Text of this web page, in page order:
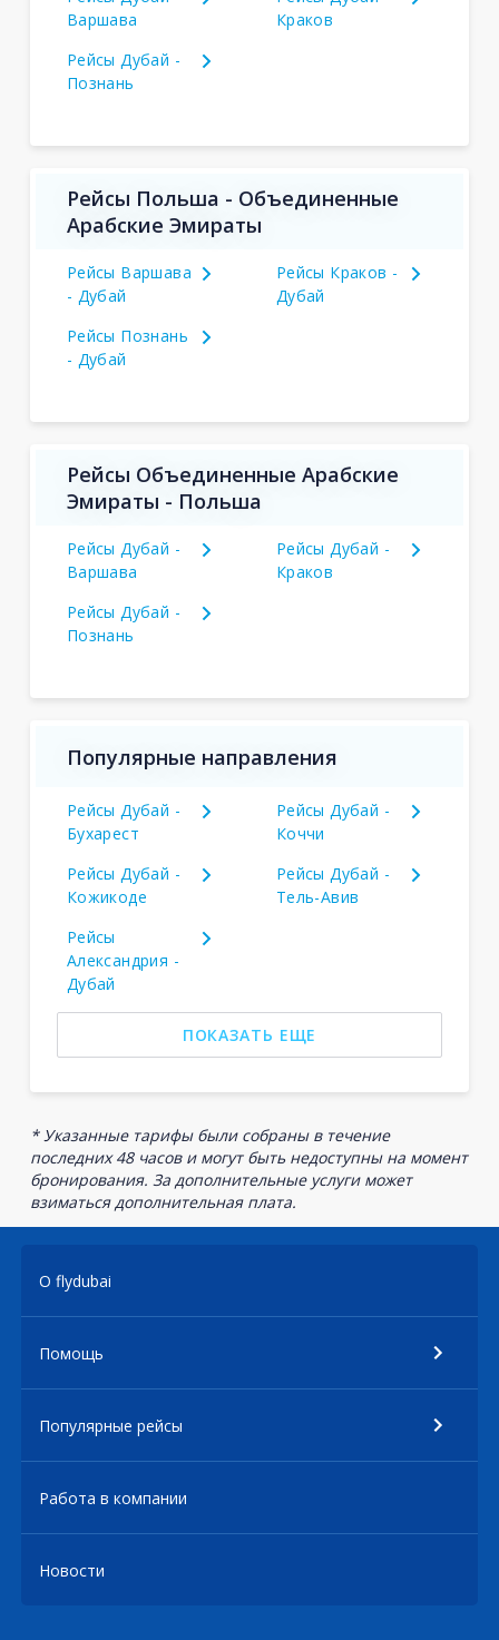
Варшава
Краков
Рейсы Дубай -
Познань
Рейсы Польша - Объединенные
Арабские Эмираты
Рейсы Варшава
- Дубай
Рейсы Краков -
Дубай
Рейсы Познань
- Дубай
Рейсы Объединенные Арабские
Эмираты - Польша
Рейсы Дубай -
Варшава
Рейсы Дубай -
Краков
Рейсы Дубай -
Познань
Популярные направления
Рейсы Дубай -
Бухарест
Рейсы Дубай -
Коччи
Рейсы Дубай -
Кожикоде
Рейсы Дубай -
Тель-Авив
Рейсы
Александрия -
Дубай
ПОКАЗАТЬ ЕЩЕ
* Указанные тарифы были собраны в течение
последних 48 часов и могут быть недоступны на момент
бронирования. За дополнительные услуги может
взиматься дополнительная плата.
О flydubai
Помощь
Популярные рейсы
Работа в компании
Новости